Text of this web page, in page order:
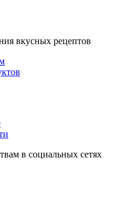
вкусных рецептов
в социальных сетях